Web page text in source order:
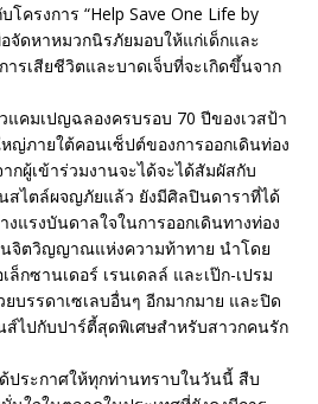
ครงการ “Help Save One Life by
อจัดหาหมวกนิรภัยมอบให้แก่เด็กและ
ารเสียชีวิตและบาดเจ็บที่จะเกิดขึ้นจาก
แคมเปญฉลองครบรอบ 70 ปีของเวสป้า
ญ่ภายใต้คอนเซ็ปต์ของการออกเดินท่อง
กผู้เข้าร่วมงานจะได้จะได้สัมผัสกับ
สไตล์ผจญภัยแล้ว ยังมีศิลปินดาราที่ได้
แรงบันดาลใจในการออกเดินทางท่อง
นจิตวิญญาณแห่งความท้าทาย นำโดย
กซานเดอร์ เรนเดลล์ และเป๊ก-เปรม
รรดาเซเลบอื่นๆ อีกมากมาย และปิด
ส์ไปกับปาร์ตี้สุดพิเศษสำหรับสาวกคนรัก
ประกาศให้ทุกท่านทราบในวันนี้ สืบ